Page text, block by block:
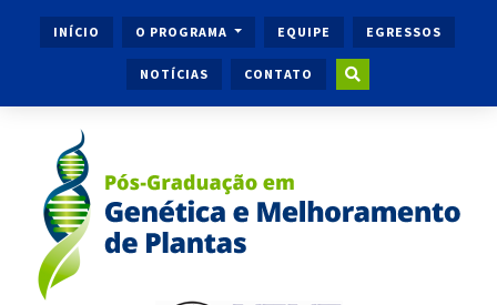
INÍCIO O PROGRAMA EQUIPE EGRESSOS
NOTÍCIAS CONTATO